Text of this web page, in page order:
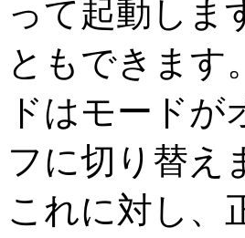
って起動しま
ともできます
ドはモード
フに切り替え
これに対し、